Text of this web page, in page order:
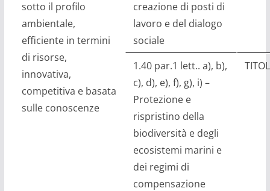
sotto il profilo
ambientale,
efficiente in termini
di risorse,
innovativa,
competitiva e basata
sulle conoscenze
creazione di posti di
lavoro e del dialogo
sociale
1.40 par.1 lett.. a), b),
c), d), e), f), g), i) –
Protezione e
rispristino della
biodiversità e degli
ecosistemi marini e
dei regimi di
compensazione